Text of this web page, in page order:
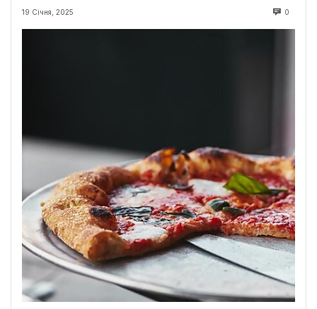
19 Січня, 2025 0